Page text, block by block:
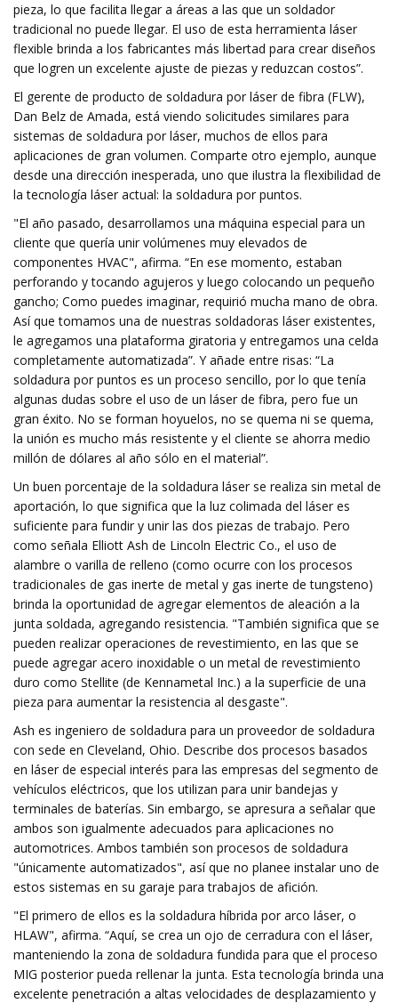
pieza, lo que facilita llegar a áreas a las que un soldador
tradicional no puede llegar. El uso de esta herramienta láser
flexible brinda a los fabricantes más libertad para crear diseños
que logren un excelente ajuste de piezas y reduzcan costos”.
El gerente de producto de soldadura por láser de fibra (FLW),
Dan Belz de Amada, está viendo solicitudes similares para
sistemas de soldadura por láser, muchos de ellos para
aplicaciones de gran volumen. Comparte otro ejemplo, aunque
desde una dirección inesperada, uno que ilustra la flexibilidad de
la tecnología láser actual: la soldadura por puntos.
"El año pasado, desarrollamos una máquina especial para un
cliente que quería unir volúmenes muy elevados de
componentes HVAC", afirma. “En ese momento, estaban
perforando y tocando agujeros y luego colocando un pequeño
gancho; Como puedes imaginar, requirió mucha mano de obra.
Así que tomamos una de nuestras soldadoras láser existentes,
le agregamos una plataforma giratoria y entregamos una celda
completamente automatizada”. Y añade entre risas: “La
soldadura por puntos es un proceso sencillo, por lo que tenía
algunas dudas sobre el uso de un láser de fibra, pero fue un
gran éxito. No se forman hoyuelos, no se quema ni se quema,
la unión es mucho más resistente y el cliente se ahorra medio
millón de dólares al año sólo en el material”.
Un buen porcentaje de la soldadura láser se realiza sin metal de
aportación, lo que significa que la luz colimada del láser es
suficiente para fundir y unir las dos piezas de trabajo. Pero
como señala Elliott Ash de Lincoln Electric Co., el uso de
alambre o varilla de relleno (como ocurre con los procesos
tradicionales de gas inerte de metal y gas inerte de tungsteno)
brinda la oportunidad de agregar elementos de aleación a la
junta soldada, agregando resistencia. "También significa que se
pueden realizar operaciones de revestimiento, en las que se
puede agregar acero inoxidable o un metal de revestimiento
duro como Stellite (de Kennametal Inc.) a la superficie de una
pieza para aumentar la resistencia al desgaste".
Ash es ingeniero de soldadura para un proveedor de soldadura
con sede en Cleveland, Ohio. Describe dos procesos basados ​​
en láser de especial interés para las empresas del segmento de
vehículos eléctricos, que los utilizan para unir bandejas y
terminales de baterías. Sin embargo, se apresura a señalar que
ambos son igualmente adecuados para aplicaciones no
automotrices. Ambos también son procesos de soldadura
"únicamente automatizados", así que no planee instalar uno de
estos sistemas en su garaje para trabajos de afición.
"El primero de ellos es la soldadura híbrida por arco láser, o
HLAW", afirma. “Aquí, se crea un ojo de cerradura con el láser,
manteniendo la zona de soldadura fundida para que el proceso
MIG posterior pueda rellenar la junta. Esta tecnología brinda una
excelente penetración a altas velocidades de desplazamiento y